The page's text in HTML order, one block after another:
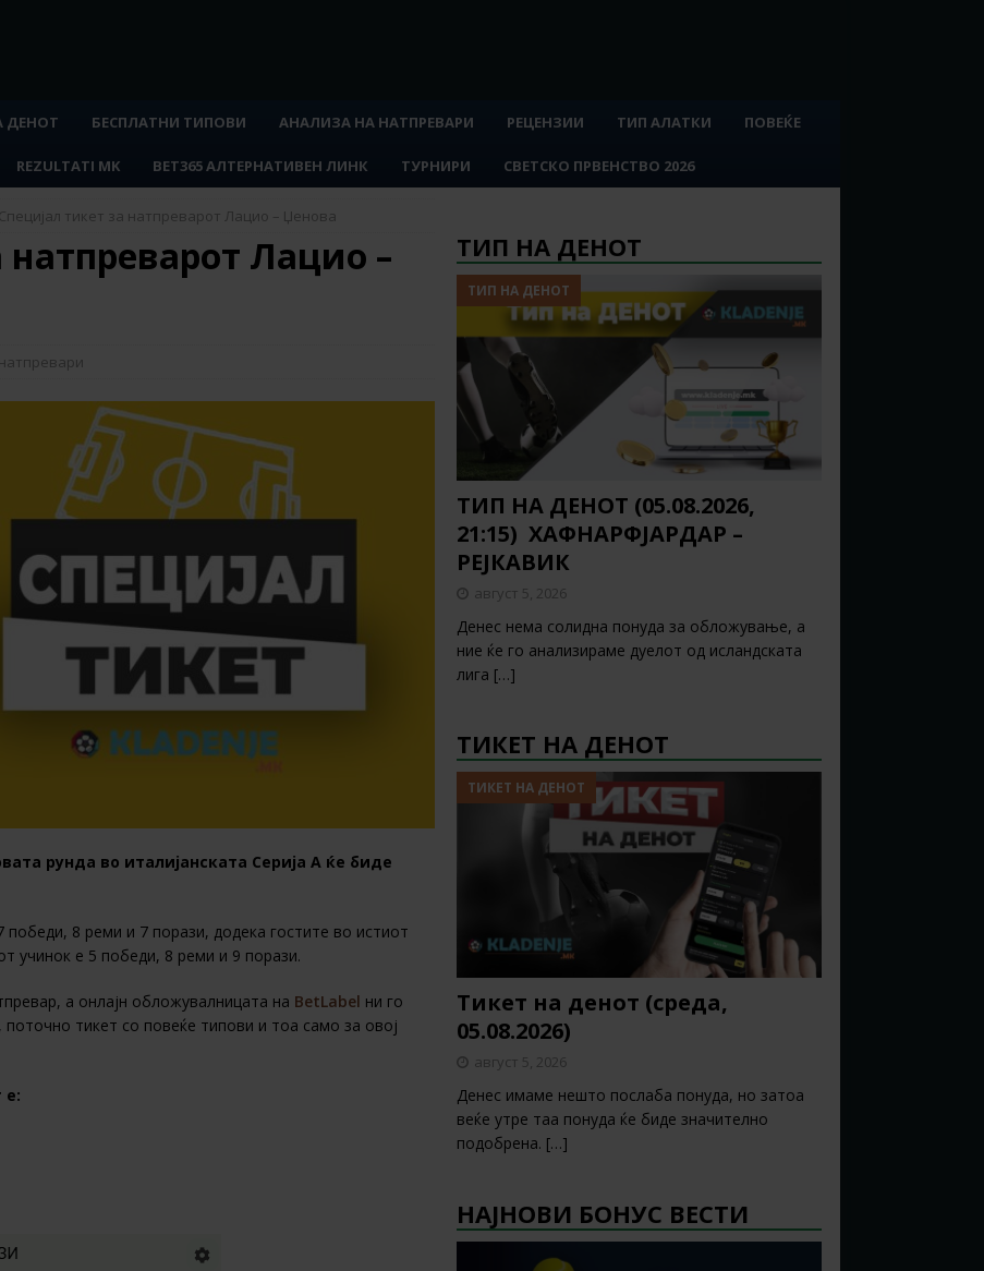
ДЕНОТ БЕСПЛАТНИ ТИПОВИ АНАЛИЗА НА НАТПРЕВАРИ РЕЦЕНЗИИ ТИП АЛАТКИ ПОВЕЌЕ
REZULTATI MK BET365 АЛТЕРНАТИВЕН ЛИНК ТУРНИРИ СВЕТСКО ПРВЕНСТВО 2026
Специјал тикет за натпреварот Лацио – Џенова
натпреварот Лацио –
рунда во италијанската Серија А ќе биде
8 реми и 7 порази, додека гостите во истиот
учинок е 5 победи, 8 реми и 9 порази.
а онлајн обложувалницата на BetLabel ни го
поточно тикет со повеќе типови и тоа само за овој
е:
ТИП НА ДЕНОТ
ТИП НА ДЕНОТ
ТИП НА ДЕНОТ (05.08.2026,
21:15) ХАФНАРФЈАРДАР –
РЕЈКАВИК
август 5, 2026
Денес нема солидна понуда за обложување, а
ние ќе го анализираме дуелот од исландската
лига […]
ТИКЕТ НА ДЕНОТ
ТИКЕТ НА ДЕНОТ
Тикет на денот (среда,
05.08.2026)
август 5, 2026
Денес имаме нешто послаба понуда, но затоа
веќе утре таа понуда ќе биде значително
подобрена. […]
НАЈНОВИ БОНУС ВЕСТИ